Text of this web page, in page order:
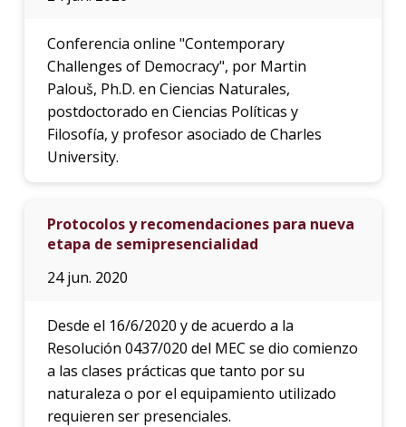
Conferencia online "Contemporary
Challenges of Democracy", por Martin
Palouš, Ph.D. en Ciencias Naturales,
postdoctorado en Ciencias Políticas y
Filosofía, y profesor asociado de Charles
University.
Protocolos y recomendaciones para nueva
etapa de semipresencialidad
24 jun. 2020
Desde el 16/6/2020 y de acuerdo a la
Resolución 0437/020 del MEC se dio comienzo
a las clases prácticas que tanto por su
naturaleza o por el equipamiento utilizado
requieren ser presenciales.